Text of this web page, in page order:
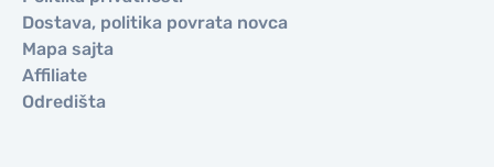
Dostava, politika povrata novca
Mapa sajta
Affiliate
Odredišta